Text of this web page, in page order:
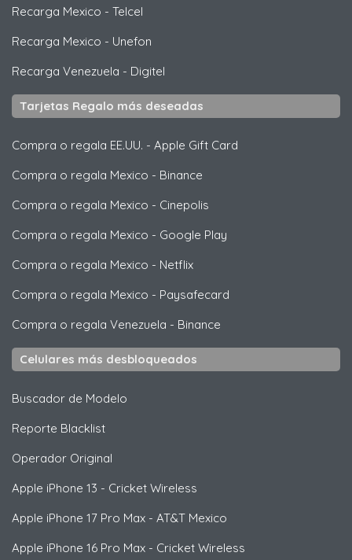
Recarga Mexico - Telcel
Recarga Mexico - Unefon
Recarga Venezuela - Digitel
Tarjetas Regalo más deseadas
Compra o regala EE.UU. - Apple Gift Card
Compra o regala Mexico - Binance
Compra o regala Mexico - Cinepolis
Compra o regala Mexico - Google Play
Compra o regala Mexico - Netflix
Compra o regala Mexico - Paysafecard
Compra o regala Venezuela - Binance
Celulares más desbloqueados
Buscador de Modelo
Reporte Blacklist
Operador Original
Apple iPhone 13 - Cricket Wireless
Apple iPhone 17 Pro Max - AT&T Mexico
Apple iPhone 16 Pro Max - Cricket Wireless